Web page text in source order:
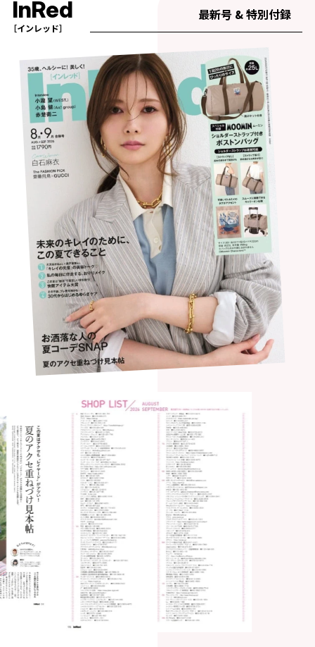
InRed
［インレッド］
最新号 & 特別付録